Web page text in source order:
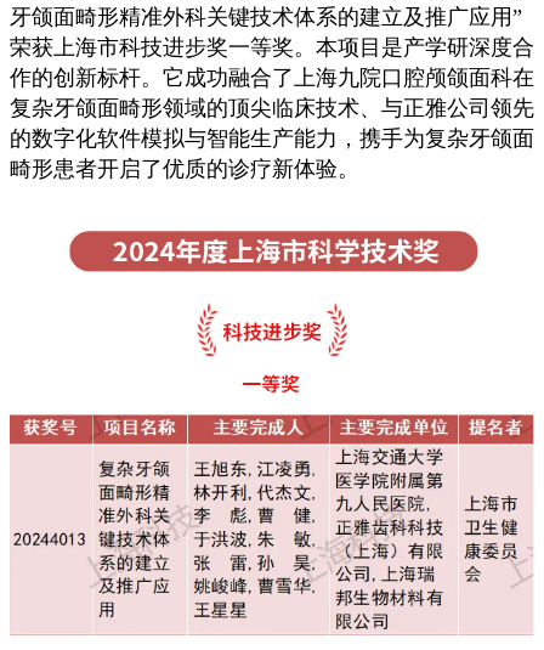
牙颌面畸形精准外科关键技术体系的建立及推广应用”
荣获上海市科技进步奖一等奖。 本项目是产学研深度合
作的创新标杆。它成功融合了上海九院口腔颅颌面科在
复杂牙颌面畸形领域的顶尖临床技术、 与正雅公司领先
的数字化软件模拟与智能生产能力， 携手为复杂牙颌面
畸形患者开启了优质的诊疗新体验。